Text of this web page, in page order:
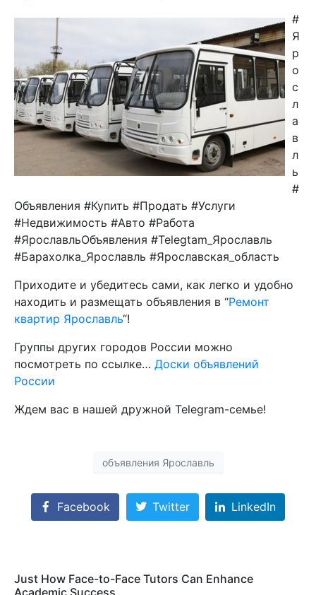
#
Я
р
о
с
л
а
в
л
ь
#
Объявления #Купить #Продать #Услуги
#Недвижимость #Авто #Работа
#ЯрославльОбъявления #Telegtam_Ярославль
#Барахолка_Ярославль #Ярославская_область
Приходите и убедитесь сами, как легко и удобно
находить и размещать объявления в “Ремонт
квартир Ярославль“!
Группы других городов России можно
посмотреть по ссылке… Доски объявлений
России
Ждем вас в нашей дружной Telegram-семье!
объявления Ярославль
Facebook Twitter LinkedIn
Just How Face-to-Face Tutors Can Enhance